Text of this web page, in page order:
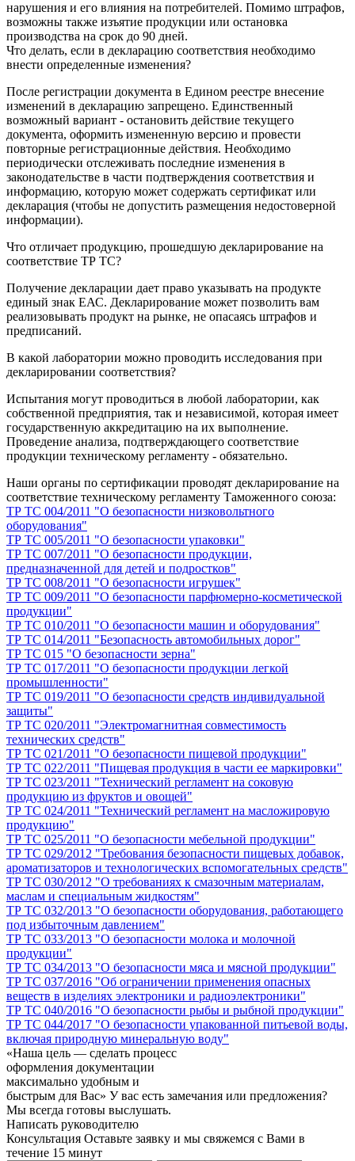
нарушения и его влияния на потребителей. Помимо штрафов,
возможны также изъятие продукции или остановка
производства на срок до 90 дней.
Что делать, если в декларацию соответствия необходимо
внести определенные изменения?
После регистрации документа в Едином реестре внесение
изменений в декларацию запрещено. Единственный
возможный вариант - остановить действие текущего
документа, оформить измененную версию и провести
повторные регистрационные действия. Необходимо
периодически отслеживать последние изменения в
законодательстве в части подтверждения соответствия и
информацию, которую может содержать сертификат или
декларация (чтобы не допустить размещения недостоверной
информации).
Что отличает продукцию, прошедшую декларирование на
соответствие ТР ТС?
Получение декларации дает право указывать на продукте
единый знак ЕАС. Декларирование может позволить вам
реализовывать продукт на рынке, не опасаясь штрафов и
предписаний.
В какой лаборатории можно проводить исследования при
декларировании соответствия?
Испытания могут проводиться в любой лаборатории, как
собственной предприятия, так и независимой, которая имеет
государственную аккредитацию на их выполнение.
Проведение анализа, подтверждающего соответствие
продукции техническому регламенту - обязательно.
Наши органы по сертификации проводят декларирование на
соответствие техническому регламенту Таможенного союза:
ТР ТС 004/2011 "О безопасности низковольтного
оборудования"
ТР ТС 005/2011 "О безопасности упаковки"
ТР ТС 007/2011 "О безопасности продукции,
предназначенной для детей и подростков"
ТР ТС 008/2011 "О безопасности игрушек"
ТР ТС 009/2011 "О безопасности парфюмерно-косметической
продукции"
ТР ТС 010/2011 "О безопасности машин и оборудования"
ТР ТС 014/2011 "Безопасность автомобильных дорог"
ТР ТС 015 "О безопасности зерна"
ТР ТС 017/2011 "О безопасности продукции легкой
промышленности"
ТР ТС 019/2011 "О безопасности средств индивидуальной
защиты"
ТР ТС 020/2011 "Электромагнитная совместимость
технических средств"
ТР ТС 021/2011 "О безопасности пищевой продукции"
ТР ТС 022/2011 "Пищевая продукция в части ее маркировки"
ТР ТС 023/2011 "Технический регламент на соковую
продукцию из фруктов и овощей"
ТР ТС 024/2011 "Технический регламент на масложировую
продукцию"
ТР ТС 025/2011 "О безопасности мебельной продукции"
ТР ТС 029/2012 "Требования безопасности пищевых добавок,
ароматизаторов и технологических вспомогательных средств"
ТР ТС 030/2012 "О требованиях к смазочным материалам,
маслам и специальным жидкостям"
ТР ТС 032/2013 "О безопасности оборудования, работающего
под избыточным давлением"
ТР ТС 033/2013 "О безопасности молока и молочной
продукции"
ТР ТС 034/2013 "О безопасности мяса и мясной продукции"
ТР ТС 037/2016 "Об ограничении применения опасных
веществ в изделиях электроники и радиоэлектроники"
ТР ТС 040/2016 "О безопасности рыбы и рыбной продукции"
ТР ТС 044/2017 "О безопасности упакованной питьевой воды,
включая природную минеральную воду"
«Наша цель — сделать процесс
оформления документации
максимально удобным и
быстрым для Вас» У вас есть замечания или предложения?
Мы всегда готовы выслушать.
Написать руководителю
Консультация Оставьте заявку и мы свяжемся с Вами в
течение 15 минут